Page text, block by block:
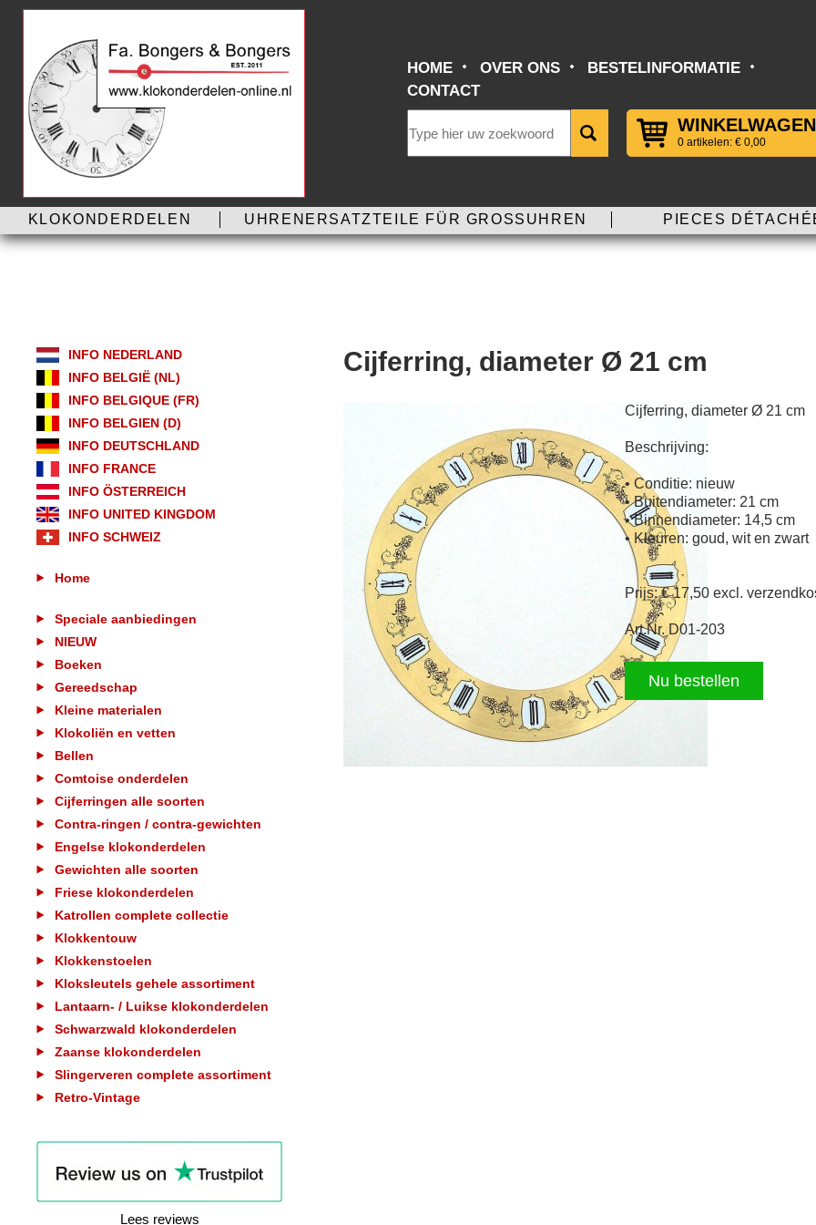
HOME OVER ONS
BESTELINFORMATIE
CONTACT
WINKELWAGEN
0 artikelen: € 0,00
KLOKONDERDELEN UHRENERSATZTEILE FÜR GROSSUHREN PIECES
INFO NEDERLAND
INFO BELGIË (NL)
INFO BELGIQUE (FR)
INFO BELGIEN (D)
INFO DEUTSCHLAND
INFO FRANCE
INFO ÖSTERREICH
INFO UNITED KINGDOM
INFO SCHWEIZ
Home
Speciale aanbiedingen
NIEUW
Boeken
Gereedschap
Kleine materialen
Klokoliën en vetten
Bellen
Comtoise onderdelen
Cijferringen alle soorten
Contra-ringen / contra-gewichten
Engelse klokonderdelen
Gewichten alle soorten
Friese klokonderdelen
Katrollen complete collectie
Klokkentouw
Klokkenstoelen
Kloksleutels gehele assortiment
Lantaarn- / Luikse klokonderdelen
Schwarzwald klokonderdelen
Zaanse klokonderdelen
Slingerveren complete assortiment
Retro-Vintage
Lees reviews
Cijferring, diameter Ø 21 cm
Cijferring, diameter Ø 21 cm
Beschrijving:
• Conditie: nieuw
• Buitendiameter: 21 cm
• Binnendiameter: 14,5 cm
• Kleuren: goud, wit en zwart
Prijs: € 17,50 excl.
Art.Nr. D01-203
Nu bestellen